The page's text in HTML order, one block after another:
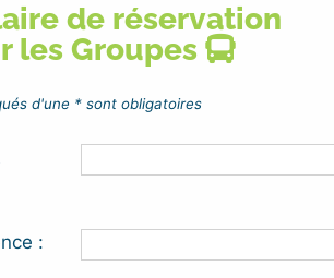
de réservation
les Groupes
d'une * sont obligatoires
: